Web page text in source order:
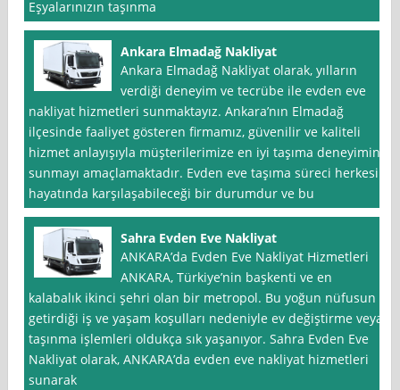
Eşyalarınızın taşınma
Ankara Elmadağ Nakliyat
Ankara Elmadağ Nakliyat olarak, yılların
verdiği deneyim ve tecrübe ile evden eve
nakliyat hizmetleri sunmaktayız. Ankara’nın Elmadağ
ilçesinde faaliyet gösteren firmamız, güvenilir ve kaliteli
hizmet anlayışıyla müşterilerimize en iyi taşıma deneyimini
sunmayı amaçlamaktadır. Evden eve taşıma süreci herkesin
hayatında karşılaşabileceği bir durumdur ve bu
Sahra Evden Eve Nakliyat
ANKARA’da Evden Eve Nakliyat Hizmetleri
ANKARA, Türkiye’nin başkenti ve en
kalabalık ikinci şehri olan bir metropol. Bu yoğun nüfusun
getirdiği iş ve yaşam koşulları nedeniyle ev değiştirme veya
taşınma işlemleri oldukça sık yaşanıyor. Sahra Evden Eve
Nakliyat olarak, ANKARA’da evden eve nakliyat hizmetleri
sunarak